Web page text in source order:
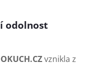
odolnost
vznikla z